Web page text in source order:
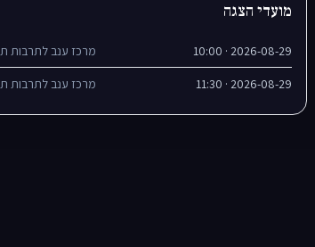
מועדי הצגה
2026-08-29 · 10:00 מרכז ענב לתרבות
2026-08-29 · 11:30 מרכז ענב לתרבות